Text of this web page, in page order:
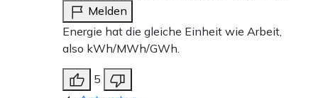
Melden
Energie hat die gleiche Einheit wie Arbeit,
also kWh/MWh/GWh.
5